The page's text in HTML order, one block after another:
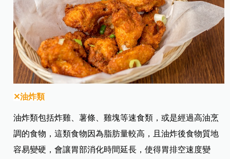
✕油炸類
油炸類包括炸雞、薯條、雞塊等速食類，或是經過高油烹
調的食物，這類食物因為脂肪量較高，且油炸後食物質地
容易變硬，會讓胃部消化時間延長，使得胃排空速度變